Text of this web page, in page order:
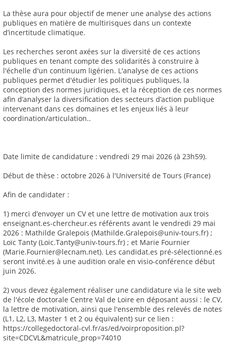
La thèse aura pour objectif de mener une analyse des actions
publiques en matière de multirisques dans un contexte
d’incertitude climatique.
Les recherches seront axées sur la diversité de ces actions
publiques en tenant compte des solidarités à construire à
l'échelle d'un continuum ligérien. L'analyse de ces actions
publiques permet d'étudier les politiques publiques, la
conception des normes juridiques, et la réception de ces normes
afin d’analyser la diversification des secteurs d’action publique
intervenant dans ces domaines et les enjeux liés à leur
coordination/articulation..
Date limite de candidature : vendredi 29 mai 2026 (à 23h59).
Début de thèse : octobre 2026 à l'Université de Tours (France)
Afin de candidater :
1) merci d’envoyer un CV et une lettre de motivation aux trois
enseignant.es-chercheur.es référents avant le vendredi 29 mai
2026 : Mathilde Gralepois (Mathilde.Gralepois@univ-tours.fr) ;
Loïc Tanty (Loic.Tanty@univ-tours.fr) ; et Marie Fournier
(Marie.Fournier@lecnam.net). Les candidat.es pré-sélectionné.es
seront invité.es à une audition orale en visio-conférence début
juin 2026.
2) vous devez également réaliser une candidature via le site web
de l'école doctorale Centre Val de Loire en déposant aussi : le CV,
la lettre de motivation, ainsi que l'ensemble des relevés de notes
(L1, L2, L3, Master 1 et 2 ou équivalent) sur ce lien :
https://collegedoctoral-cvl.fr/as/ed/voirproposition.pl?
site=CDCVL&matricule_prop=74010